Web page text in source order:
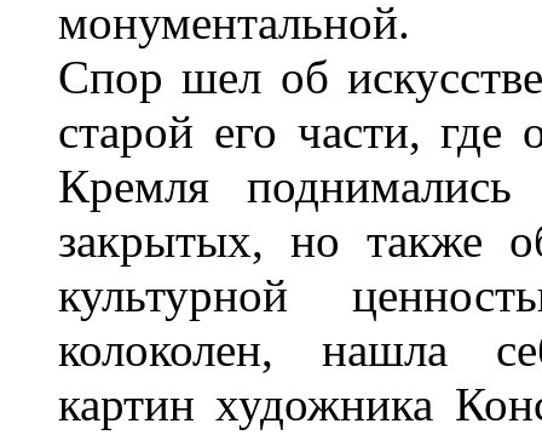
монументальной.
Спор шел об
старой его части, где
Кремля
закрытых, но также
культурной
колоколен, нашла
картин художника